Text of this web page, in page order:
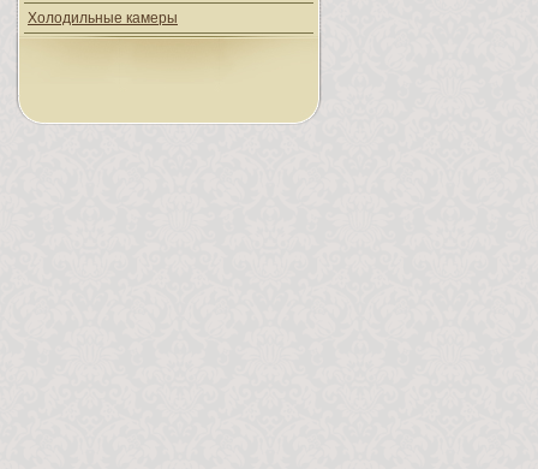
Холодильные камеры